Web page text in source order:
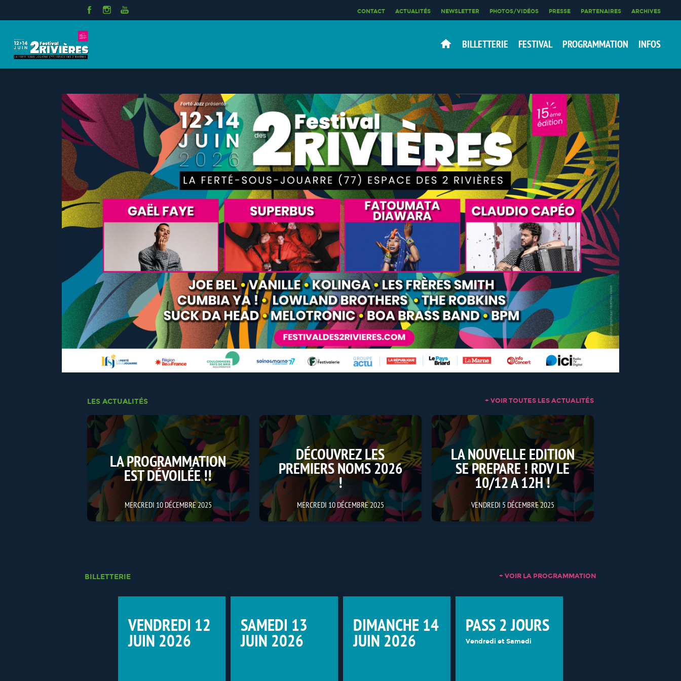
CONTACT ACTUALITÉS NEWSLETTER PHOTOS/VIDÉOS PRESSE PARTENAIRES ARCHIVES
BILLETTERIE FESTIVAL PROGRAMMATION INFOS
LES ACTUALITÉS + VOIR TOUTES LES ACTUALITÉS
LA PROGRAMMATION
EST DÉVOILÉE !!
MERCREDI 10 DÉCEMBRE 2025
DÉCOUVREZ LES
PREMIERS NOMS 2026
!
MERCREDI 10 DÉCEMBRE 2025
LA NOUVELLE EDITION
SE PREPARE ! RDV LE
10/12 A 12H !
VENDREDI 5 DÉCEMBRE 2025
BILLETTERIE + VOIR LA PROGRAMMATION
VENDREDI 12
JUIN 2026
SAMEDI 13
JUIN 2026
DIMANCHE 14
JUIN 2026
PASS 2 JOURS
Vendredi et Samedi